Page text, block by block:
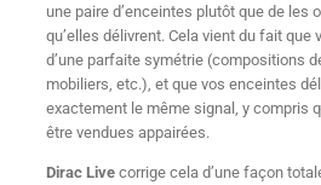
une paire d’enceintes plutôt que de les
qu’elles délivrent. Cela vient du fait que
d’une parfaite symétrie (compositions
mobiliers, etc.), et que vos enceintes
exactement le même signal, y compris
être vendues appairées.
Dirac Live corrige cela d’une façon